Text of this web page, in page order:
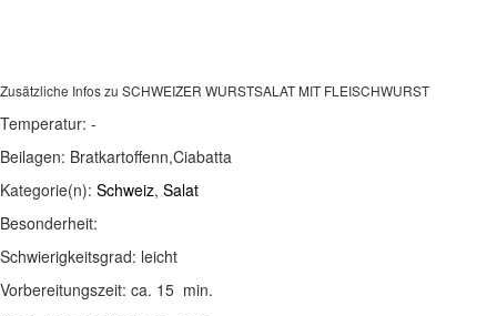
Zusätzliche Infos zu SCHWEIZER WURSTSALAT MIT FLEISCHWURST
Temperatur: -
Beilagen: Bratkartoffenn,Ciabatta
Kategorie(n): Schweiz, Salat
Besonderheit:
Schwierigkeitsgrad: leicht
Vorbereitungszeit: ca. 15 min.